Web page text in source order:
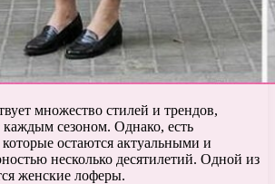
множество стилей и трендов,
сезоном. Однако, есть
остаются актуальными и
несколько десятилетий. Одной из
женские лоферы.